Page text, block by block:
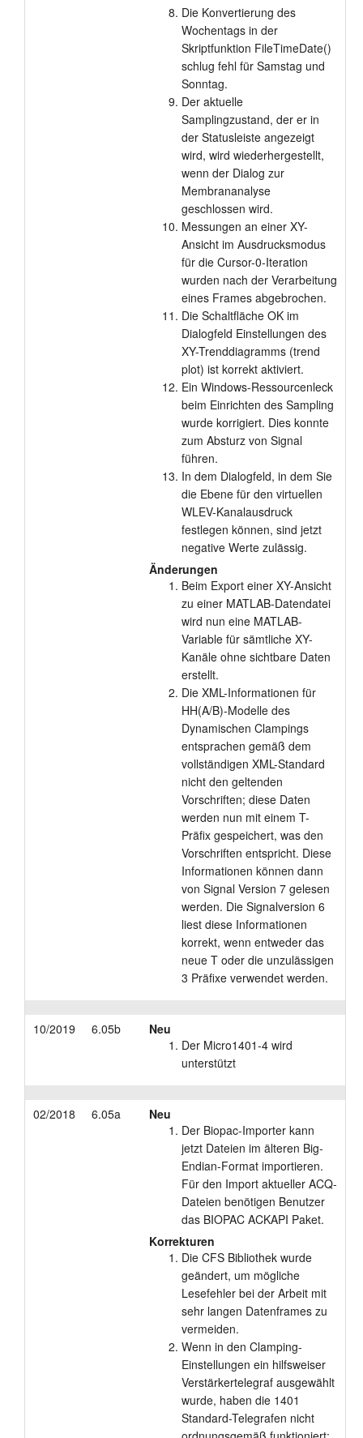
Die Konvertierung des
Wochentags in der
Skriptfunktion FileTimeDate()
schlug fehl für Samstag und
Sonntag.
Der aktuelle
Samplingzustand, der er in
der Statusleiste angezeigt
wird, wird wiederhergestellt,
wenn der Dialog zur
Membrananalyse
geschlossen wird.
Messungen an einer XY-
Ansicht im Ausdrucksmodus
für die Cursor-0-Iteration
wurden nach der Verarbeitung
eines Frames abgebrochen.
Die Schaltfläche OK im
Dialogfeld Einstellungen des
XY-Trenddiagramms (trend
plot) ist korrekt aktiviert.
Ein Windows-Ressourcenleck
beim Einrichten des Sampling
wurde korrigiert. Dies konnte
zum Absturz von Signal
führen.
In dem Dialogfeld, in dem Sie
die Ebene für den virtuellen
WLEV-Kanalausdruck
festlegen können, sind jetzt
negative Werte zulässig.
Änderungen
Beim Export einer XY-Ansicht
zu einer MATLAB-Datendatei
wird nun eine MATLAB-
Variable für sämtliche XY-
Kanäle ohne sichtbare Daten
erstellt.
Die XML-Informationen für
HH(A/B)-Modelle des
Dynamischen Clampings
entsprachen gemäß dem
vollständigen XML-Standard
nicht den geltenden
Vorschriften; diese Daten
werden nun mit einem T-
Präfix gespeichert, was den
Vorschriften entspricht. Diese
Informationen können dann
von Signal Version 7 gelesen
werden. Die Signalversion 6
liest diese Informationen
korrekt, wenn entweder das
neue T oder die unzulässigen
3 Präfixe verwendet werden.
10/2019 6.05b
Neu
Der Micro1401-4 wird
unterstützt
02/2018 6.05a
Neu
Der Biopac-Importer kann
jetzt Dateien im älteren Big-
Endian-Format importieren.
Für den Import aktueller ACQ-
Dateien benötigen Benutzer
das BIOPAC ACKAPI Paket.
Korrekturen
Die CFS Bibliothek wurde
geändert, um mögliche
Lesefehler bei der Arbeit mit
sehr langen Datenframes zu
vermeiden.
Wenn in den Clamping-
Einstellungen ein hilfsweiser
Verstärkertelegraf ausgewählt
wurde, haben die 1401
Standard-Telegrafen nicht